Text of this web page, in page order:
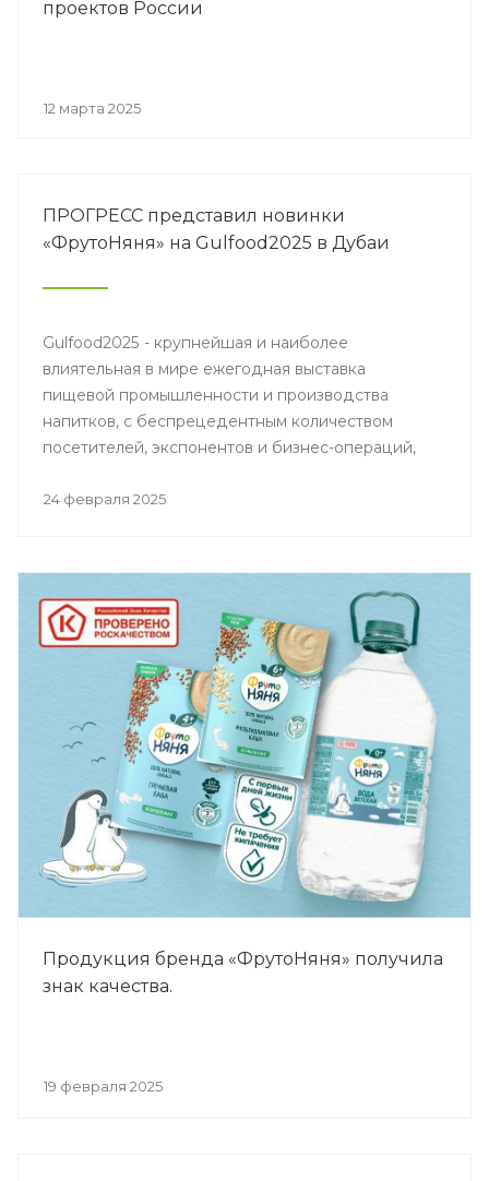
проектов России
12 марта 2025
ПРОГРЕСС представил новинки
«ФрутоНяня» на Gulfood2025 в Дубаи
Gulfood2025 - крупнейшая и наиболее
влиятельная в мире ежегодная выставка
пищевой промышленности и производства
напитков, с беспрецедентным количеством
посетителей, экспонентов и бизнес-операций,
24 февраля 2025
Продукция бренда «ФрутоНяня» получила
знак качества.
19 февраля 2025